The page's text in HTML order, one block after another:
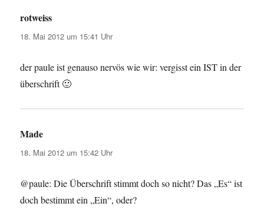
rotweiss
18. Mai 2012 um 15:41 Uhr
der paule ist genauso nervös wie wir: vergisst ein IST in der
überschrift 🙂
Made
18. Mai 2012 um 15:42 Uhr
@paule: Die Überschrift stimmt doch so nicht? Das „Es“ ist
doch bestimmt ein „Ein“, oder?